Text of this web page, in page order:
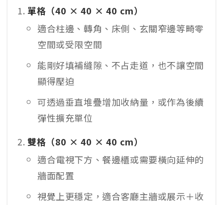
單格（40 × 40 × 40 cm）
適合柱邊、轉角、床側、玄關窄邊等畸零
空間或受限空間
能剛好填補縫隙、不占走道，也不讓空間
顯得壓迫
可透過垂直堆疊增加收納量，或作為後續
彈性擴充單位
雙格（80 × 40 × 40 cm）
適合電視下方、餐邊櫃或需要橫向延伸的
牆面配置
視覺上更穩定，適合客廳主牆或展示＋收